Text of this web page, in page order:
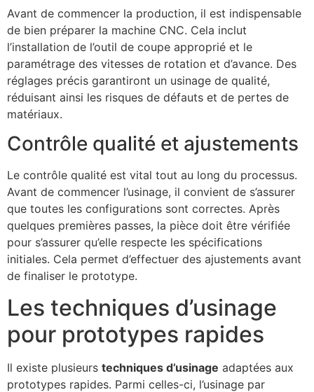
Avant de commencer la production, il est indispensable
de bien préparer la machine CNC. Cela inclut
l’installation de l’outil de coupe approprié et le
paramétrage des vitesses de rotation et d’avance. Des
réglages précis garantiront un usinage de qualité,
réduisant ainsi les risques de défauts et de pertes de
matériaux.
Contrôle qualité et ajustements
Le contrôle qualité est vital tout au long du processus.
Avant de commencer l’usinage, il convient de s’assurer
que toutes les configurations sont correctes. Après
quelques premières passes, la pièce doit être vérifiée
pour s’assurer qu’elle respecte les spécifications
initiales. Cela permet d’effectuer des ajustements avant
de finaliser le prototype.
Les techniques d’usinage
pour prototypes rapides
Il existe plusieurs techniques d’usinage adaptées aux
prototypes rapides. Parmi celles-ci, l’usinage par